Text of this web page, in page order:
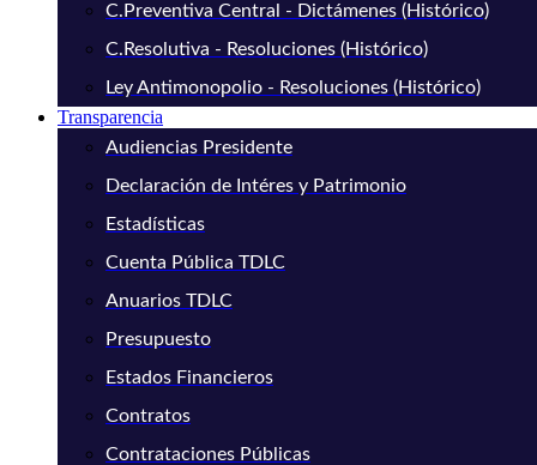
C.Preventiva Central - Dictámenes (Histórico)
C.Resolutiva - Resoluciones (Histórico)
Ley Antimonopolio - Resoluciones (Histórico)
Transparencia
Audiencias Presidente
Declaración de Intéres y Patrimonio
Estadísticas
Cuenta Pública TDLC
Anuarios TDLC
Presupuesto
Estados Financieros
Contratos
Contrataciones Públicas